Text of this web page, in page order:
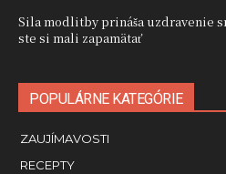
Sila modlitby prináša uzdravenie
ste si mali zapamätať
POPULÁRNE KATEGÓRIE
ZAUJÍMAVOSTI
RECEPTY